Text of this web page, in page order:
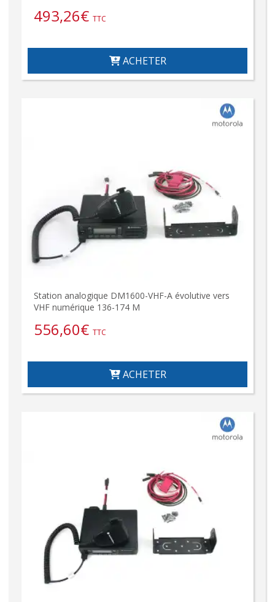
493,26€ TTC
ACHETER
Station analogique DM1600-VHF-A évolutive vers
VHF numérique 136-174 M
556,60€ TTC
ACHETER